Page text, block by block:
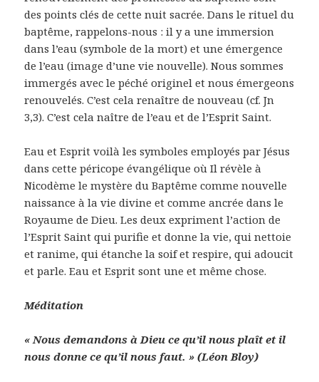
des points clés de cette nuit sacrée. Dans le rituel du
baptême, rappelons-nous : il y a une immersion
dans l’eau (symbole de la mort) et une émergence
de l’eau (image d’une vie nouvelle). Nous sommes
immergés avec le péché originel et nous émergeons
renouvelés. C’est cela renaître de nouveau (cf. Jn
3,3). C’est cela naître de l’eau et de l’Esprit Saint.
Eau et Esprit voilà les symboles employés par Jésus
dans cette péricope évangélique où Il révèle à
Nicodème le mystère du Baptême comme nouvelle
naissance à la vie divine et comme ancrée dans le
Royaume de Dieu. Les deux expriment l’action de
l’Esprit Saint qui purifie et donne la vie, qui nettoie
et ranime, qui étanche la soif et respire, qui adoucit
et parle. Eau et Esprit sont une et même chose.
Méditation
« Nous demandons à Dieu ce qu’il nous plaît et il
nous donne ce qu’il nous faut. » (Léon Bloy)